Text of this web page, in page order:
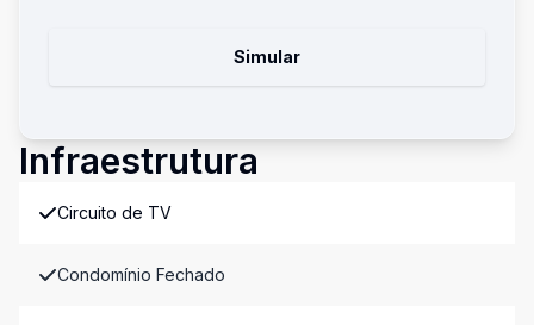
Simular
Infraestrutura
Circuito de TV
Condomínio Fechado